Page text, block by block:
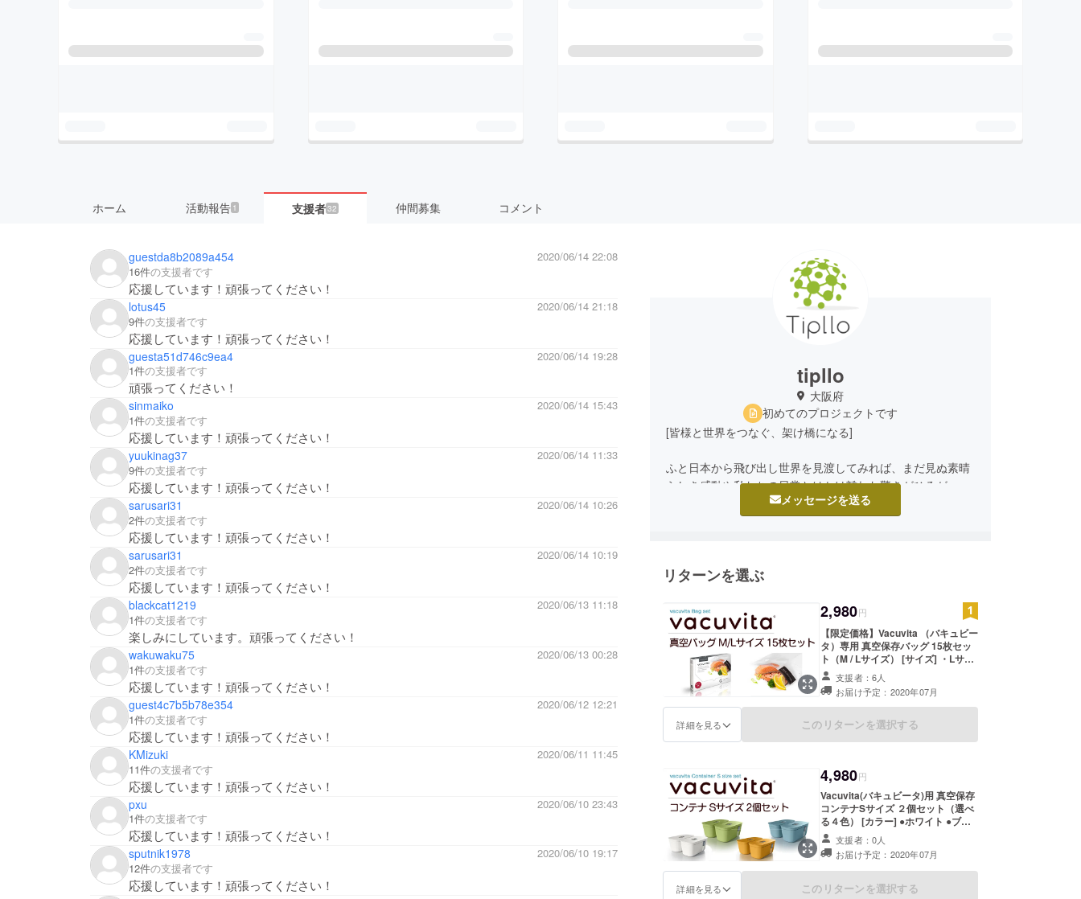
ホーム 活動報告 1 支援者32 仲間募集 コメント
guestda8b2089a454
2020/06/14 22:08
16件の支援者です
応援しています！頑張ってください！
lotus45
2020/06/14 21:18
9件の支援者です
応援しています！頑張ってください！
guesta51d746c9ea4
2020/06/14 19:28
1件の支援者です
頑張ってください！
sinmaiko
2020/06/14 15:43
1件の支援者です
応援しています！頑張ってください！
yuukinag37
2020/06/14 11:33
9件の支援者です
応援しています！頑張ってください！
sarusari31
2020/06/14 10:26
2件の支援者です
応援しています！頑張ってください！
sarusari31
2020/06/14 10:19
2件の支援者です
応援しています！頑張ってください！
blackcat1219
2020/06/13 11:18
1件の支援者です
楽しみにしています。頑張ってください！
wakuwaku75
2020/06/13 00:28
1件の支援者です
応援しています！頑張ってください！
guest4c7b5b78e354
2020/06/12 12:21
1件の支援者です
応援しています！頑張ってください！
KMizuki
2020/06/11 11:45
11件の支援者です
応援しています！頑張ってください！
pxu
2020/06/10 23:43
1件の支援者です
応援しています！頑張ってください！
sputnik1978
2020/06/10 19:17
12件の支援者です
応援しています！頑張ってください！
tipllo
大阪府
初めてのプロジェクトです
[皆様と世界をつなぐ、架け橋になる]
ふと日本から飛び出し世界を見渡してみれば、まだ見ぬ素晴
らしき感動や私たちの日常とはかけ離れた驚きがひろがって
それらを日本の皆様にお届けしたい、そこから当社は創業い
ビジネスパートナー・顧客の皆様ひとりひとりとのコミュニ
新鮮な驚きと喜びをお届けしたいと考え、日々邁進しており
ます。
そしてこれからも皆様と世界をつなぐ、その架け橋となるべ
く努めてまいります。
タッフが皆様に新たな感動をお届けします。
メッセージを送る
リターンを選ぶ
2,980円
【限定価格】Vacuvita （バキュビー
タ）専用 真空保存バッグ 15枚セッ
ト（M / Lサイズ） [サイズ] ・Lサイ
ズ ●幅： 25 cm ●高さ： 35 cm ・M
サイズ ●幅： 25 cm ●高さ： 28 cm
*どちらかのサイズをお選びくださ
い。 15枚セットは同一サイズにな
ります。
支援者：6人
お届け予定：2020年07月
詳細を見る このリターンを選択する
4,980円
Vacuvita(バキュビータ)用 真空保存
コンテナSサイズ ２個セット（選べ
る４色） [カラー] ●ホワイト ●ブ
ルー ●グリーン ●オレンジ [サイズ]
●幅： 20 cm (底部分18 cm) ●奥行
き：9.5 cm (底部分 8 cm) ●高さ： 9
cm ●容量： １リットル *いずれかの
カラーをお選びください。 ２個セッ
支援者：0人
お届け予定：2020年07月
詳細を見る このリターンを選択する